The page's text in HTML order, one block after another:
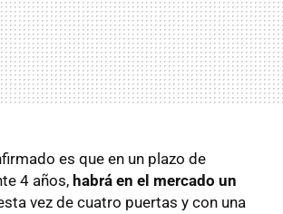
es que en un plazo de
4 años, habrá en el mercado un
vez de cuatro puertas y con una